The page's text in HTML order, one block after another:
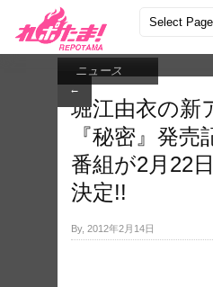
←
ニュース
堀江由衣の新
『秘密』発売
番組が2月22
決定!!
By, 2012年2月14日